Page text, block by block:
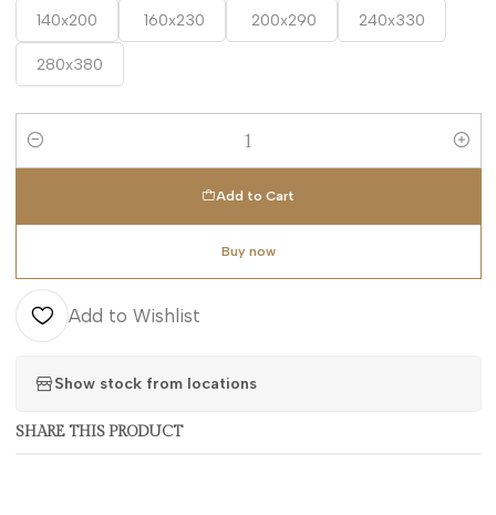
140x200 160x230 200x290 240x330
280x380
Quantity
Add to Cart
Buy now
Add to Wishlist
Show stock from locations
SHARE THIS PRODUCT